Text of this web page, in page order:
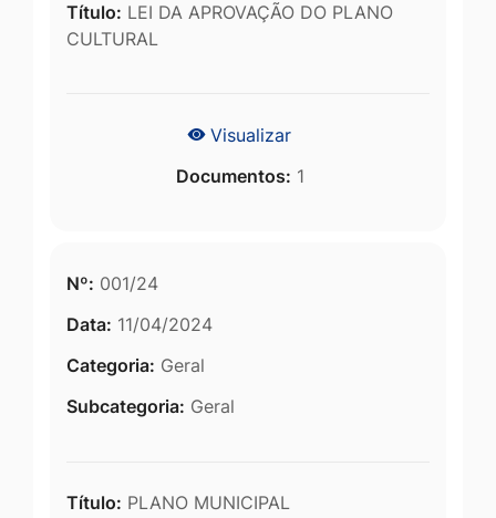
Título: LEI DA APROVAÇÃO DO PLANO
CULTURAL
Visualizar
Documentos: 1
Nº: 001/24
Data: 11/04/2024
Categoria: Geral
Subcategoria: Geral
Título: PLANO MUNICIPAL